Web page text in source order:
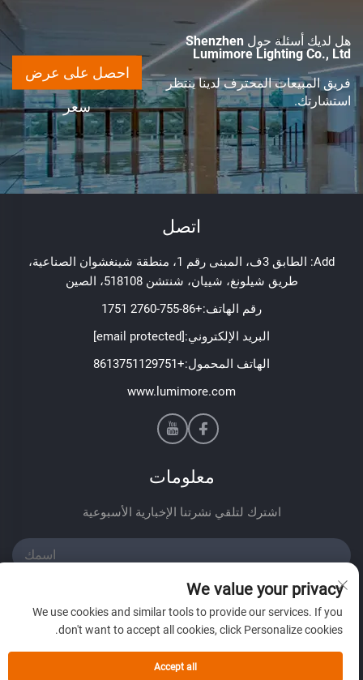
هل لديك أسئلة حول Shenzhen
Lumimore Lighting Co., Ltd
فريق المبيعات المحترف لدينا ينتظر
استشارتك.
احصل على عرض
سعر
اتصل
Add: الطابق 3ف، المبنى رقم 1، منطقة شينغشوان الصناعية،
طريق شيلونغ، شييان، شنتشن 518108، الصين
رقم الهاتف:+86-755-2760 1751
البريد الإلكتروني:[email protected]
الهاتف المحمول:+8613751129751
www.lumimore.com
معلومات
اشترك لتلقي نشرتنا الإخبارية الأسبوعية
إرسال
We value your privacy
We use cookies and similar tools to provide our services. If you
don't want to accept all cookies, click Personalize cookies.
Accept all